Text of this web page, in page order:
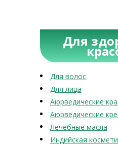
Для
Для волос
Для лица
Аюрведические
Аюрведические
Лечебные масла
Индийская